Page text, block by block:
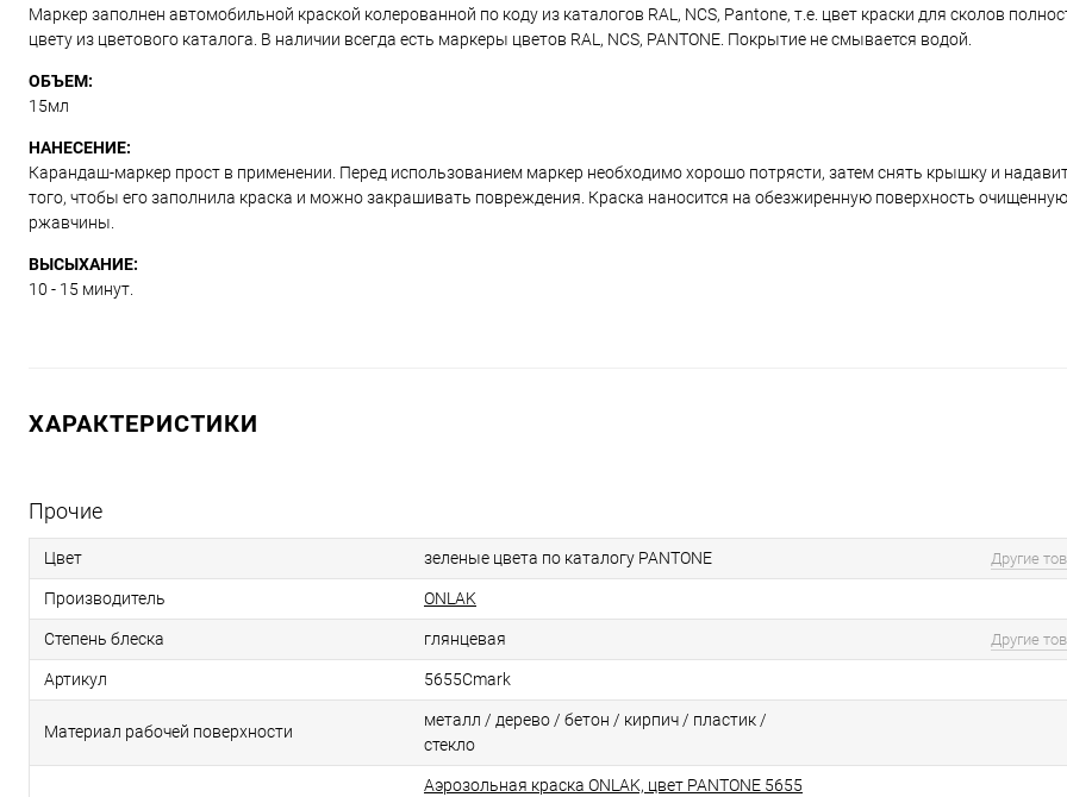
Маркер заполнен автомобильной краской колерованной по коду из каталогов RAL, NCS, Pantone, т.е. цвет краски для сколов
цвету из цветового каталога. В наличии всегда есть маркеры цветов RAL, NCS, PANTONE. Покрытие не смывается водой.
ОБЪЕМ:
15мл
НАНЕСЕНИЕ:
Карандаш-маркер прост в применении. Перед использованием маркер необходимо хорошо потрясти, затем снять крышку и
того, чтобы его заполнила краска и можно закрашивать повреждения. Краска наносится на обезжиренную поверхность
ржавчины.
ВЫСЫХАНИЕ:
10 - 15 минут.
ХАРАКТЕРИСТИКИ
Прочие
Цвет зеленые цвета по каталогу PANTONE Другие
Производитель ONLAK
Степень блеска глянцевая Другие
Артикул 5655Cmark
Материал рабочей поверхности
металл / дерево / бетон / кирпич / пластик /
стекло
Аэрозольная краска ONLAK, цвет PANTONE 5655